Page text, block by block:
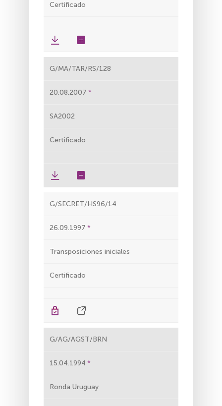
Certificado
G/MA/TAR/RS/128
20.08.2007
SA2002
Certificado
G/SECRET/HS96/14
26.09.1997
Transposiciones iniciales
Certificado
G/AG/AGST/BRN
15.04.1994
Ronda Uruguay